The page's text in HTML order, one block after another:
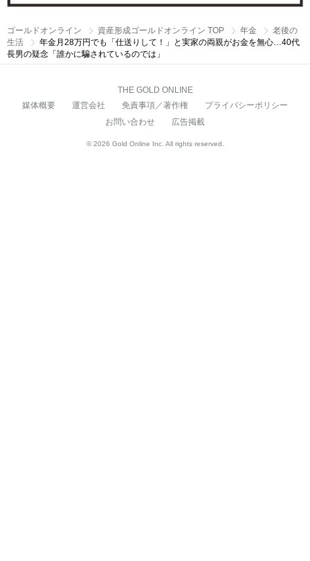
ゴールドオンライン 資産形成ゴールドオンライン TOP 年金
老後の
生活
年金月28万円でも「仕送りして！」と実家の両親がお金を無心…40代
長男の疑念「誰かに騙されているのでは」
THE GOLD ONLINE
媒体概要
運営会社 免責事項／著作権
プライバシーポリシー
お問い合わせ
広告掲載
© 2026 Gold Online Inc. All rights reserved.